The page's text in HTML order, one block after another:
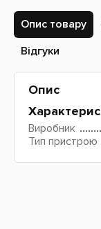
Опис товару
Відгуки
Опис
Виробник
Тип пристрою